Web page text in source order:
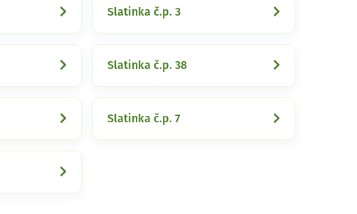
Slatinka č.p. 3
Slatinka č.p. 38
Slatinka č.p. 7